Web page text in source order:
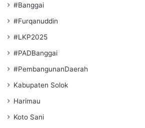
#Banggai
#Furqanuddin
#LKP2025
#PADBanggai
#PembangunanDaerah
Kabupaten Solok
Harimau
Koto Sani